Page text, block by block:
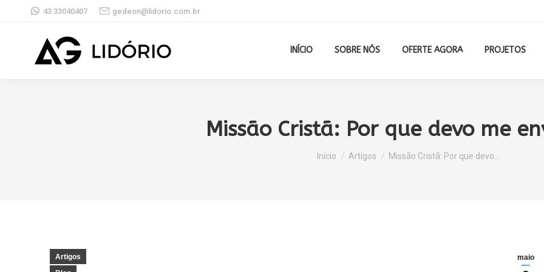
43 33040407 gedeon@lidorio.com.br
INÍCIO SOBRE NÓS OFERTE AGORA PROJETOS
Missão Cristã: Por que devo me
Você está aqui:
Início Artigos Missão Cristã: Por que devo…
maio
Artigos